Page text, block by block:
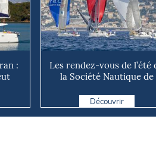
:
Les rendez-vous de l’été
la Société Nautique de
Découvrir